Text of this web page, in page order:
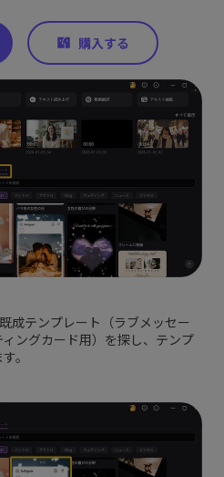
成テンプレート（ラブメッセー
ングカード用）を探し、テンプ
。